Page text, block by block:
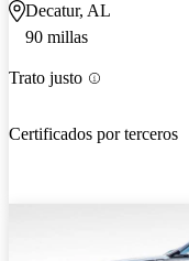
Decatur, AL
90 millas
Trato justo
Certificados por terceros